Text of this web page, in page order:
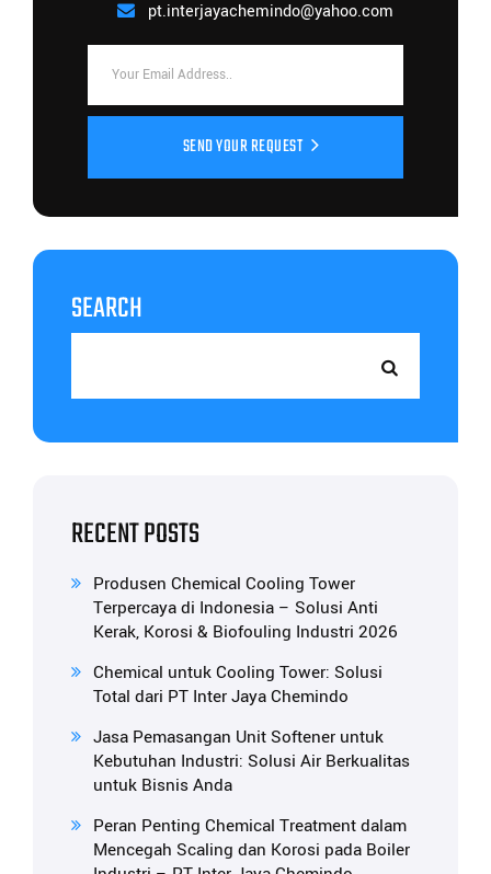
pt.interjayachemindo@yahoo.com
SEND YOUR REQUEST
SEARCH
RECENT POSTS
Produsen Chemical Cooling Tower
Terpercaya di Indonesia – Solusi Anti
Kerak, Korosi & Biofouling Industri 2026
Chemical untuk Cooling Tower: Solusi
Total dari PT Inter Jaya Chemindo
Jasa Pemasangan Unit Softener untuk
Kebutuhan Industri: Solusi Air Berkualitas
untuk Bisnis Anda
Peran Penting Chemical Treatment dalam
Mencegah Scaling dan Korosi pada Boiler